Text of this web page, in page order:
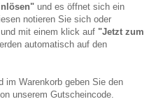
und es öffnet sich ein
notieren Sie sich oder
mit einem klick auf "Jetzt zum
automatisch auf den
im Warenkorb geben Sie den
unserem Gutscheincode.